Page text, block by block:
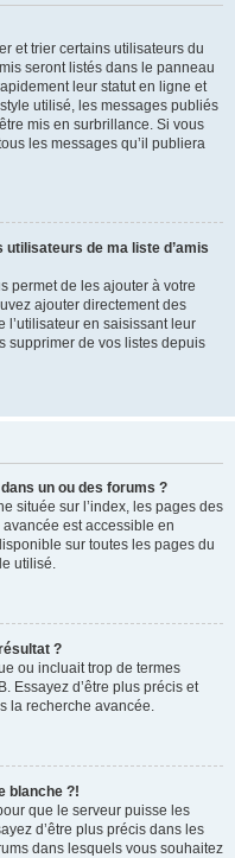
et trier certains utilisateurs du
seront listés dans le panneau
leur statut en ligne et
utilisé, les messages publiés
mis en surbrillance. Si vous
les messages qu’il publiera
de ma liste d’amis
permet de les ajouter à votre
ajouter directement des
en saisissant leur
supprimer de vos listes depuis
un ou des forums ?
située sur l’index, les pages des
est accessible en
sur toutes les pages du
utilisé.
?
ou incluait trop de termes
Essayez d’être plus précis et
la recherche avancée.
blanche ?!
que le serveur puisse les
d’être plus précis dans les
dans lesquels vous souhaitez